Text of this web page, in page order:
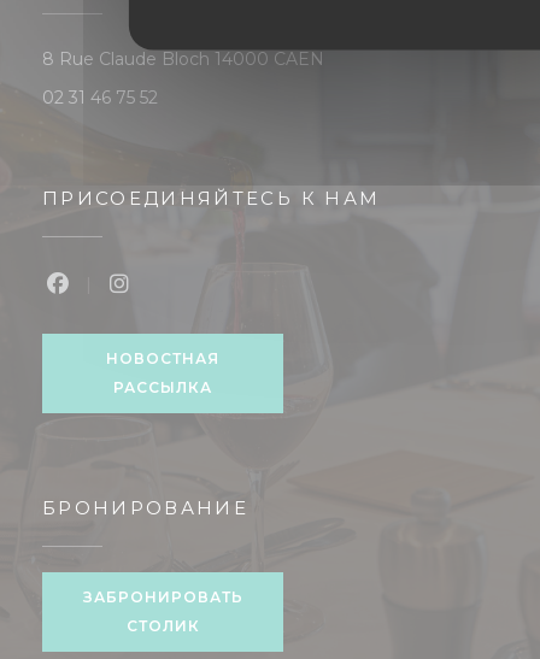
8 Rue Claude Bloch 14000 CAEN ((открывается в новом
02 31 46 75 52
ПРИСОЕДИНЯЙТЕСЬ К НАМ
НОВОСТНАЯ
РАССЫЛКА
БРОНИРОВАНИЕ
ЗАБРОНИРОВАТЬ
СТОЛИК